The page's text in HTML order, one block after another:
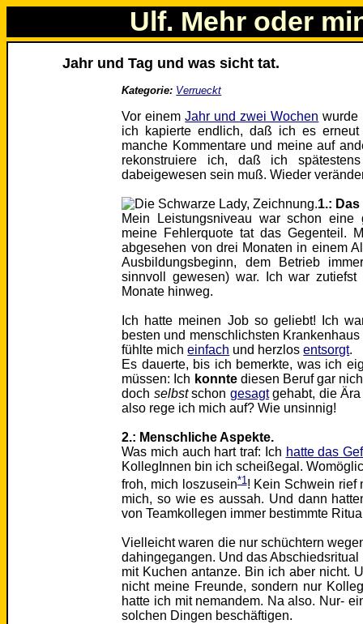
Ulf. Mehr oder
Jahr und Tag und was sicht tat.
Kategorie: Verrueckt
Vor einemJahr und zwei Wochen
ich kapierte endlich, daß ich es
manche Kommentare und meine auf
rekonstruiere ich, daß ich
dabeigewesen sein muß. Wieder
1.:
Mein Leistungsniveau war schon
meine Fehlerquote tat das Gegenteil.
abgesehen von drei Monaten in einem
Ausbildungsbeginn, dem Betrieb
sinnvoll gewesen) war. Ich war
Monate hinweg.
Ich hatte meinen Job so geliebt! Ich
besten und menschlichsten
fühlte micheinfach und herzlosentsorgt.
Es dauerte, bis ich bemerkte, was ich
müssen: Ich konntediesen Beruf gar
doch selbstschon gesagtgehabt, die
also rege ich mich auf? Wie unsinnig!
2.: Menschliche Aspekte.
Was mich auch hart traf: Ich hatte das
KollegInnen bin ich scheißegal.
froh, mich loszusein*1! Kein Schwein rief
mich, so wie es aussah. Und dann
von Teamkollegen immer bestimmte
Vielleicht waren die nur schüchtern
dahingegangen. Und das
mit Kuchen antanze. Bin ich aber nicht.
nicht meine Freunde, sondern nur
hatte ich mit nemandem. Na also. Nur-
solchen Dingen beschäftigen.